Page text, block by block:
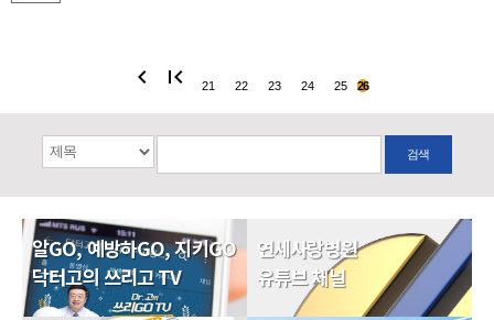
chevron_left first_page 21 22 23 24 25 26
검색
알GO, 예방하GO, 지키GO
닥터고의 쓰리고 TV
연세사랑병원
유튜브 채널